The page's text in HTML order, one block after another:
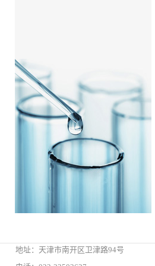
地址：天津市南开区卫津路94号